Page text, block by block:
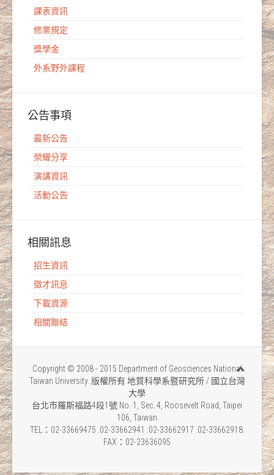
課表資訊
修業規定
獎學金
外系野外課程
公告事項
最新公告
榮耀分享
演講資訊
活動公告
相關訊息
招生資訊
徵才訊息
下載資源
相關聯結
Copyright © 2008 - 2015 Department of Geosciences National
Taiwan University. 版權所有 地質科學系暨研究所 / 國立台灣
大學
台北市羅斯福路4段1號 No. 1, Sec. 4, Roosevelt Road, Taipei
106, Taiwan
TEL：02-33669475 .02-33662941 .02-33662917 .02-33662918.
FAX：02-23636095